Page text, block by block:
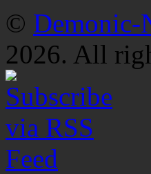
© Demonic-
2026. All